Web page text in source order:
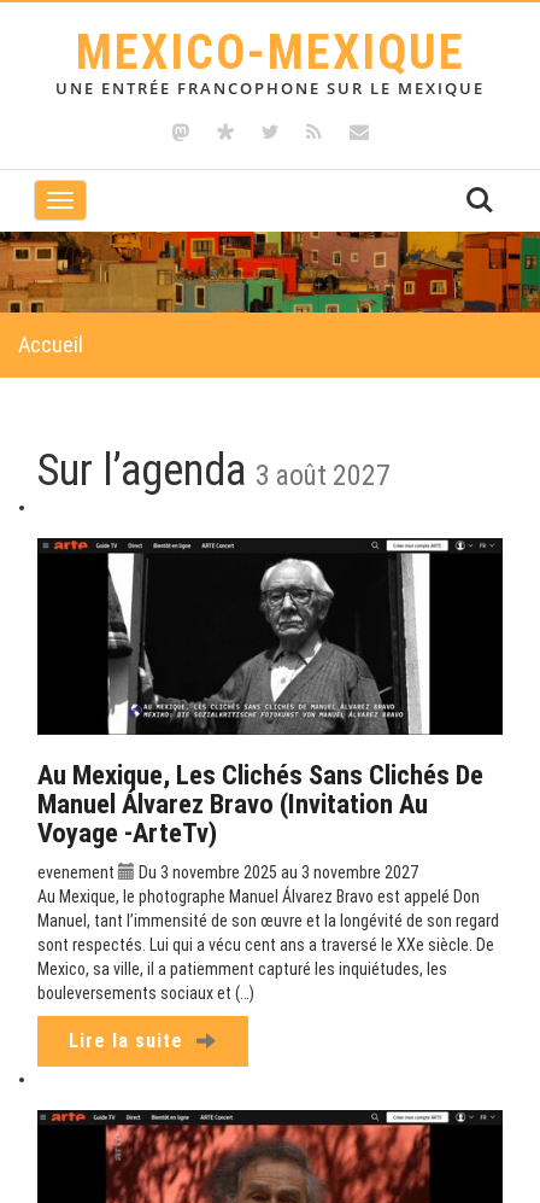
MEXICO-MEXIQUE
UNE ENTRÉE FRANCOPHONE SUR LE MEXIQUE
Toggle
navigation
Accueil
Sur l’agenda 3 août 2027
Au Mexique, Les Clichés Sans Clichés De
Manuel Álvarez Bravo (Invitation Au
Voyage -ArteTv)
evenement
Du 3 novembre 2025 au 3 novembre 2027
Au Mexique, le photographe Manuel Álvarez Bravo est appelé Don
Manuel, tant l’immensité de son œuvre et la longévité de son regard
sont respectés. Lui qui a vécu cent ans a traversé le XXe siècle. De
Mexico, sa ville, il a patiemment capturé les inquiétudes, les
bouleversements sociaux et (…)
Lire la suite